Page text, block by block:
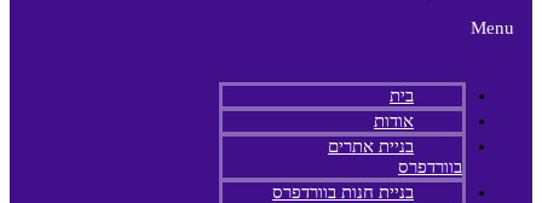
Menu
בית
אודות
בניית אתרים
בוורדפרס
בניית חנות בוורדפרס